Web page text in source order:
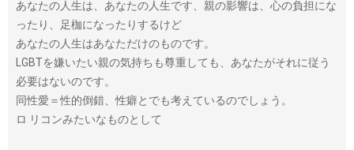
あなたの人生は、あなたの人生です、親の影響は、心の負担にな
ったり、足枷になったりするけど
あなたの人生はあなただけのものです。
LGBTを嫌いたい親の気持ちも尊重しても、あなたがそれに従う
必要はないのです。
同性愛＝性的倒錯、性癖とでも考えているのでしょう。
ロ リコンみたいなものとして